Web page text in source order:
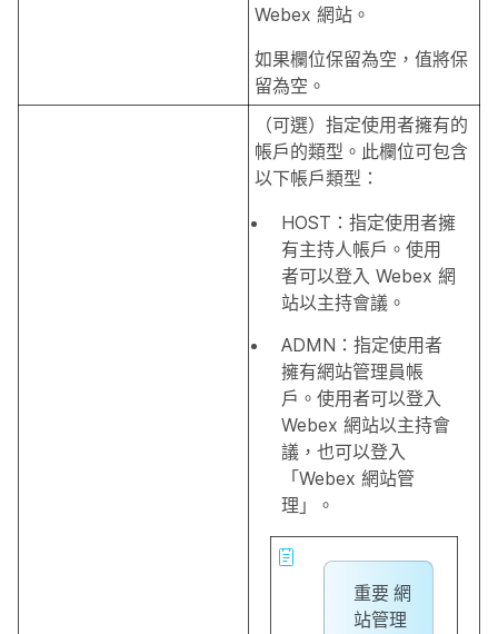
Webex 網站。
如果欄位保留為空，值將保
留為空。
（可選）指定使用者擁有的
帳戶的類型。此欄位可包含
以下帳戶類型：
HOST：指定使用者擁
有主持人帳戶。使用
者可以登入 Webex 網
站以主持會議。
ADMN：指定使用者
擁有網站管理員帳
戶。使用者可以登入
Webex 網站以主持會
議，也可以登入
「Webex 網站管
理」。
重要 網
站管理